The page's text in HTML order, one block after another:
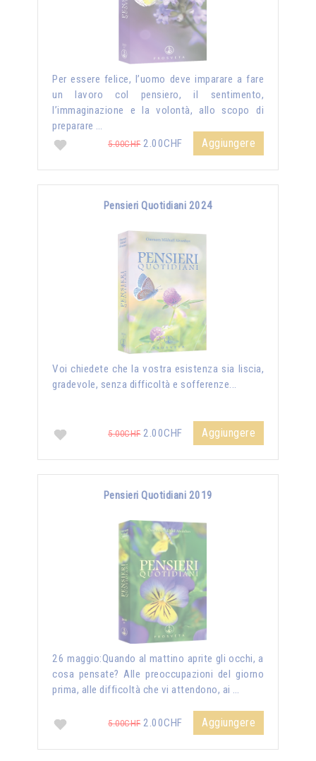
Per essere felice, l’uomo deve imparare a fare
un lavoro col pensiero, il sentimento,
l’immaginazione e la volontà, allo scopo di
preparare …
5.00CHF2.00CHF Aggiungere
Pensieri Quotidiani 2024
Voi chiedete che la vostra esistenza sia liscia,
gradevole, senza difficoltà e sofferenze...
5.00CHF2.00CHF Aggiungere
Pensieri Quotidiani 2019
26 maggio:Quando al mattino aprite gli occhi, a
cosa pensate? Alle preoccupazioni del giorno
prima, alle difficoltà che vi attendono, ai …
5.00CHF2.00CHF Aggiungere